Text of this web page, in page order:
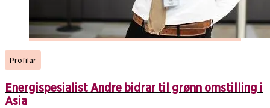
Profilar
Energispesialist Andre bidrar til grønn omstilling i
Asia